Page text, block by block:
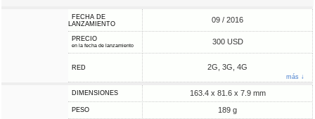
FECHA DE
LANZAMIENTO
09 / 2016
PRECIO
en la fecha de lanzamiento 300 USD
RED 2G, 3G, 4G
más ↓
DIMENSIONES 163.4 x 81.6 x 7.9 mm
PESO 189 g